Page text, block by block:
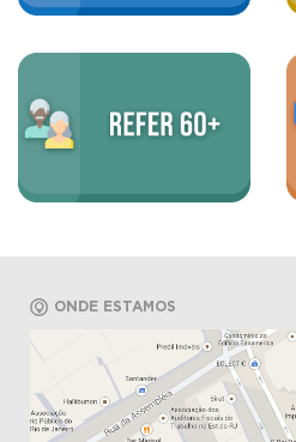
ONDE ESTAMOS